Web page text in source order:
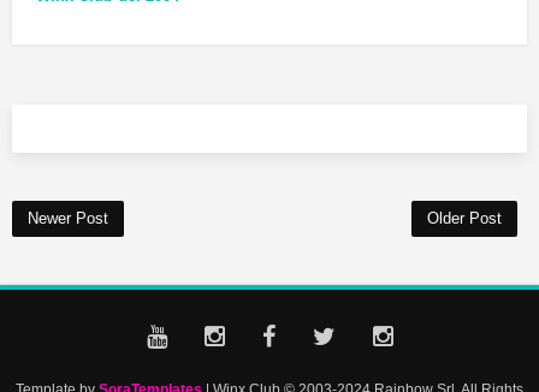
Newer Post Older Post